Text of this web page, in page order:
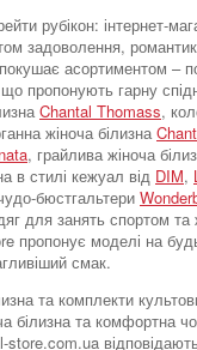
рубікон: інтернет-
задоволення,
асортиментом –
пропонують гарну
Chantal Thomass,
жіноча білизна
, грайлива жіноча
в стилі кежуал від DIM,
бюстгальтери
для занять спортом та
пропонує моделі на
смак.
та комплекти
білизна та комфортна
store.com.ua